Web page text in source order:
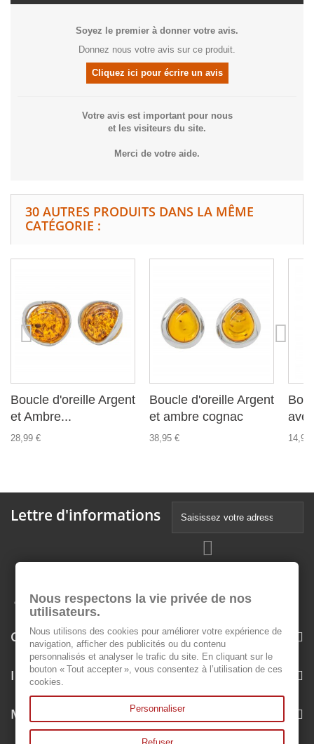
Soyez le premier à donner votre avis.
Donnez nous votre avis sur ce produit.
Cliquez ici pour écrire un avis
Votre avis est important pour nous
et les visiteurs du site.
Merci de votre aide.
30 AUTRES PRODUITS DANS LA MÊME
CATÉGORIE :
Boucle d'oreille Argent
et Ambre...
28,99 €
Boucle d'oreille Argent
et ambre cognac
38,95 € 14,99
Lettre d'informations
Catégories
Informations
Mon compte
Nous respectons la vie privée de nos
utilisateurs.
Nous utilisons des cookies pour améliorer votre expérience de
navigation, afficher des publicités ou du contenu
personnalisés et analyser le trafic du site. En cliquant sur le
bouton « Tout accepter », vous consentez à l’utilisation de ces
cookies.
Personnaliser